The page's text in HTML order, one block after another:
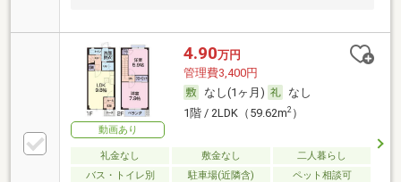
動画あり
4.90万円
管理費3,400円
なし(1ヶ月)
なし
1階 / 2LDK（59.62m2）
礼金なし 敷金なし
二人暮らし
バス・トイレ別
駐車場(近隣含) ペット相談可